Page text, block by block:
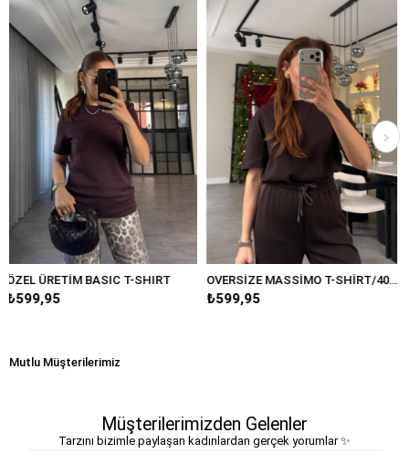
T-SHIRT OVERSİZE MASSİMO T-SHİRT/4031
Mutlu Müşterilerimiz
Müşterilerimizden Gelenler
Tarzını bizimle paylaşan kadınlardan gerçek yorumlar ✨